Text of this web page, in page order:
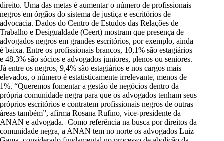
direito. Uma das metas é aumentar o número de profissionais
negros em órgãos do sistema de justiça e escritórios de
advocacia. Dados do Centro de Estudos das Relações de
Trabalho e Desigualdade (Ceert) mostram que presença de
advogados negros em grandes escritórios, por exemplo, ainda
é baixa. Entre os profissionais brancos, 10,1% são estagiários
e 48,3% são sócios e advogados juniores, plenos ou seniores.
Já entre os negros, 9,4% são estagiários e nos cargos mais
elevados, o número é estatisticamente irrelevante, menos de
1%. “Queremos fomentar a gestão de negócios dentro da
própria comunidade negra para que os advogados tenham seus
próprios escritórios e contratem profissionais negros de outras
áreas também”, afirma Rosana Rufino, vice-presidente da
ANAN e advogada. Como referência na busca por direitos da
comunidade negra, a ANAN tem no norte os advogados Luiz